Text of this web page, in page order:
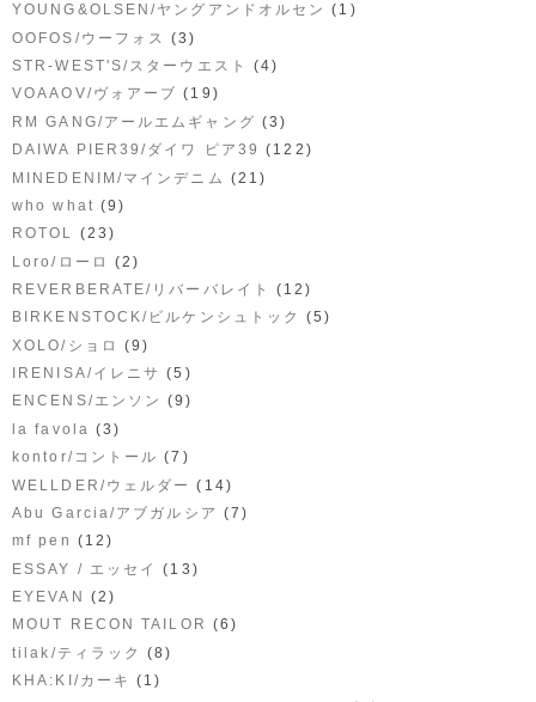
YOUNG&OLSEN/ヤングアンドオルセン (1)
OOFOS/ウーフォス (3)
STR-WEST'S/スターウエスト
(4)
VOAAOV/ヴォアーブ (19)
RM GANG/アールエムギャング (3)
DAIWA PIER39/ダイワ ピア39 (122)
MINEDENIM/マインデニム (21)
who what (9)
ROTOL (23)
Loro/ローロ
(2)
REVERBERATE/リバーバレイト
(12)
BIRKENSTOCK/ビルケンシュトック
(5)
XOLO/ショロ
(9)
IRENISA/イレニサ (5)
ENCENS/エンソン (9)
la favola (3)
kontor/コントール (7)
WELLDER/ウェルダー (14)
Abu Garcia/アブガルシア (7)
mf pen (12)
ESSAY / エッセイ
(13)
EYEVAN
(2)
MOUT RECON TAILOR (6)
tilak/ティラック
(8)
KHA:KI/カーキ (1)